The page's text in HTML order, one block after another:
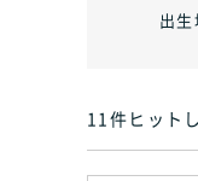
出生
11件ヒット